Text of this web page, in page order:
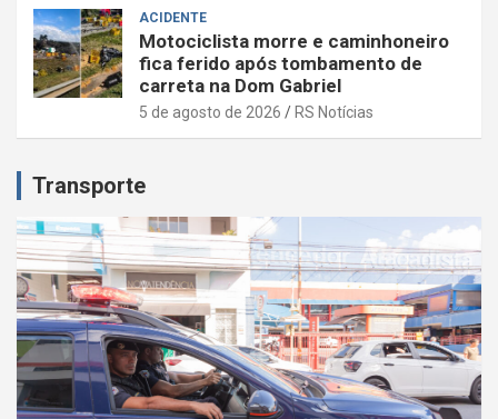
ACIDENTE
Motociclista morre e caminhoneiro
fica ferido após tombamento de
carreta na Dom Gabriel
5 de agosto de 2026 RS Notícias
Transporte